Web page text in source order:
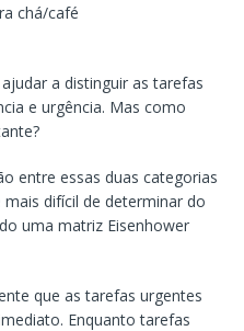
chá/café
a distinguir as tarefas
e urgência. Mas como
entre essas duas categorias
difícil de determinar do
uma matriz Eisenhower
que as tarefas urgentes
Enquanto tarefas